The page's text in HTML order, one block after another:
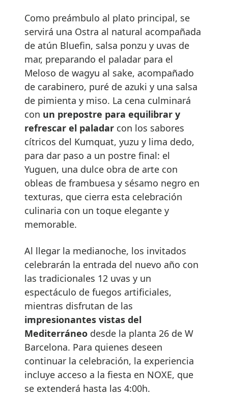
Como preámbulo al plato principal, se
servirá una Ostra al natural acompañada
de atún Bluefin, salsa ponzu y uvas de
mar, preparando el paladar para el
Meloso de wagyu al sake, acompañado
de carabinero, puré de azuki y una salsa
de pimienta y miso. La cena culminará
con un prepostre para equilibrar y
refrescar el paladar con los sabores
cítricos del Kumquat, yuzu y lima dedo,
para dar paso a un postre final: el
Yuguen, una dulce obra de arte con
obleas de frambuesa y sésamo negro en
texturas, que cierra esta celebración
culinaria con un toque elegante y
memorable.
Al llegar la medianoche, los invitados
celebrarán la entrada del nuevo año con
las tradicionales 12 uvas y un
espectáculo de fuegos artificiales,
mientras disfrutan de las
impresionantes vistas del
Mediterráneo desde la planta 26 de W
Barcelona. Para quienes deseen
continuar la celebración, la experiencia
incluye acceso a la fiesta en NOXE, que
se extenderá hasta las 4:00h.